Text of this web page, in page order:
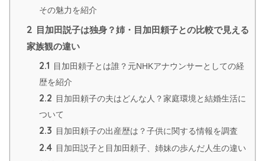
その魅力を紹介
2 目加田説子は独身？姉・目加田頼子との比較で見える
家族観の違い
2.1 目加田頼子とは誰？元NHKアナウンサーとしての経
歴を紹介
2.2 目加田頼子の夫はどんな人？家庭環境と結婚生活に
ついて
2.3 目加田頼子の出産歴は？子供に関する情報を調査
2.4 目加田説子と目加田頼子、姉妹の歩んだ人生の違い